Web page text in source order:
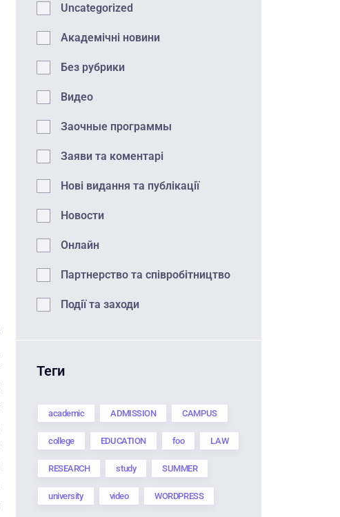
Uncategorized
Академічні новини
Без рубрики
Видео
Заочные программы
Заяви та коментарі
Нові видання та публікації
Новости
Онлайн
Партнерство та співробітництво
Події та заходи
Теги
academic ADMISSION CAMPUS
college EDUCATION foo LAW
RESEARCH study SUMMER
university video WORDPRESS